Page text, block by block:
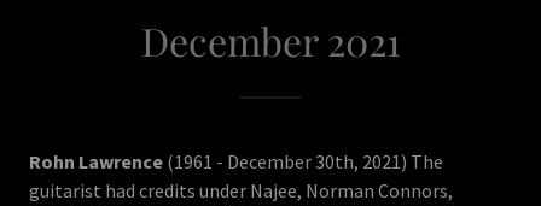
December 2021
Rohn Lawrence (1961 - December 30th, 2021) The
guitarist had credits under Najee, Norman Connors,